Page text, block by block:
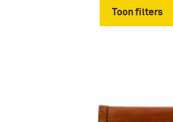
Toon filters